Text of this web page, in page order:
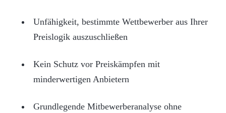
Unfähigkeit, bestimmte Wettbewerber aus Ihrer
Preislogik auszuschließen
Kein Schutz vor Preiskämpfen mit
minderwertigen Anbietern
Grundlegende Mitbewerberanalyse ohne